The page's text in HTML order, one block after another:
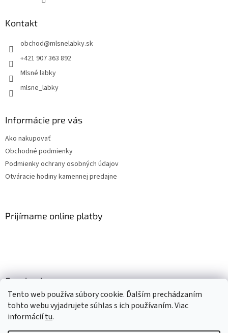
Tento web používa súbory cookie. Ďalším prechádzaním
tohto webu vyjadrujete súhlas s ich používaním. Viac
informáciítu.
Kontakt
obchod@mlsnelabky.sk
+421 907 363 892
Mlsné labky
mlsne_labky
Informácie pre vás
Ako nakupovať
Obchodné podmienky
Podmienky ochrany osobných údajov
Otváracie hodiny kamennej predajne
Prijímame online platby
Facebook